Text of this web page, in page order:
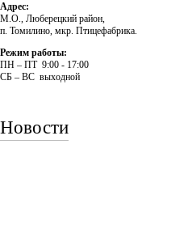
Адрес:
М.О., Люберецкий район,
п. Томилино, мкр. Птицефабрика.
Режим работы:
ПH – ПT 9:00 - 17:00
CБ – BC выходной
Новости